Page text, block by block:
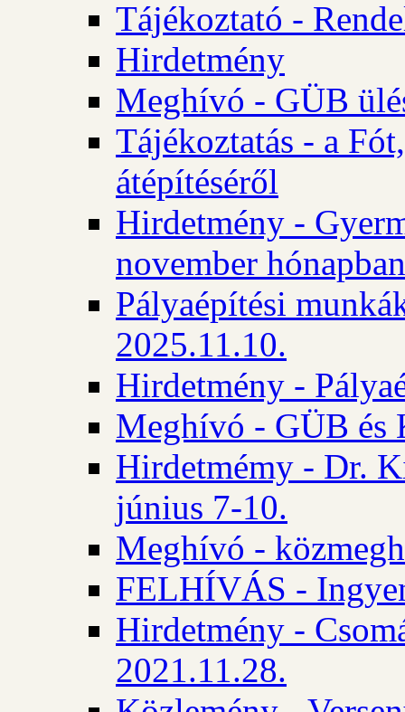
Tájékoztató -
Hirdetmény
Meghívó - GÜB
Tájékoztatás - a
átépítéséről
Hirdetmény -
november hónapban
Pályaépítési
2025.11.10.
Hirdetmény -
Meghívó - GÜB és
Hirdetmémy - Dr.
június 7-10.
Meghívó -
FELHÍVÁS -
Hirdetmény -
2021.11.28.